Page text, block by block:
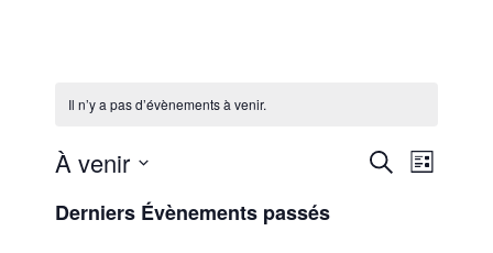
Il n’y a pas d’évènements à venir.
Recherche
Liste
À venir
une
Derniers Évènements passés